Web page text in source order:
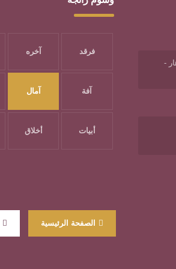
-
فرقد آخره
آفة آمال
أبيات أخلاق
الصفحة الرئيسية